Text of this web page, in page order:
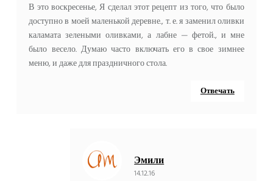
В это воскресенье, Я сделал этот рецепт из того, что было
доступно в моей маленькой деревне., т. е. я заменил оливки
каламата зелеными оливками, а лабне — фетой., и мне
было весело. Думаю часто включать его в свое зимнее
меню, и даже для праздничного стола.
Отвечать
Эмили
14.12.16